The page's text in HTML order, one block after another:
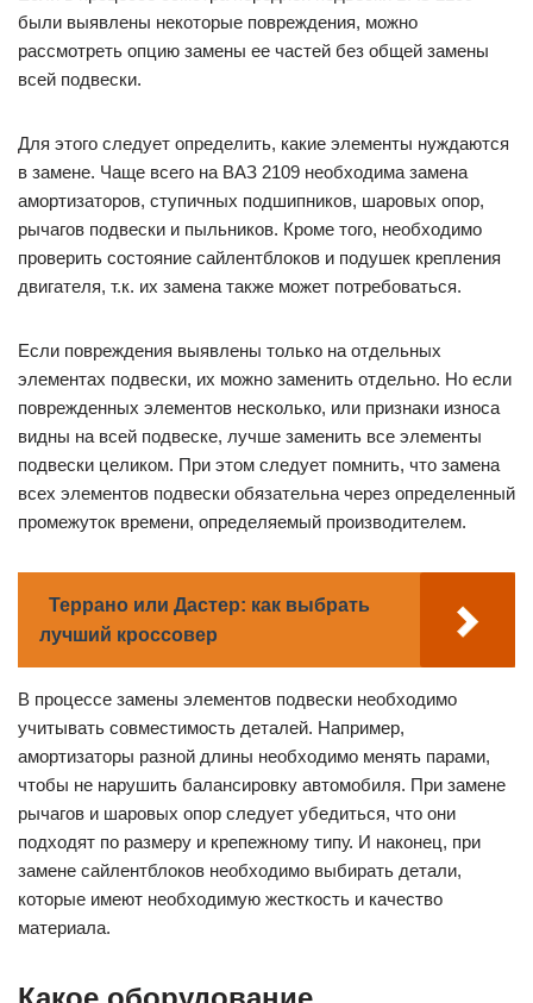
были выявлены некоторые повреждения, можно
рассмотреть опцию замены ее частей без общей замены
всей подвески.
Для этого следует определить, какие элементы нуждаются
в замене. Чаще всего на ВАЗ 2109 необходима замена
амортизаторов, ступичных подшипников, шаровых опор,
рычагов подвески и пыльников. Кроме того, необходимо
проверить состояние сайлентблоков и подушек крепления
двигателя, т.к. их замена также может потребоваться.
Если повреждения выявлены только на отдельных
элементах подвески, их можно заменить отдельно. Но если
поврежденных элементов несколько, или признаки износа
видны на всей подвеске, лучше заменить все элементы
подвески целиком. При этом следует помнить, что замена
всех элементов подвески обязательна через определенный
промежуток времени, определяемый производителем.
Террано или Дастер: как выбрать
лучший кроссовер
В процессе замены элементов подвески необходимо
учитывать совместимость деталей. Например,
амортизаторы разной длины необходимо менять парами,
чтобы не нарушить балансировку автомобиля. При замене
рычагов и шаровых опор следует убедиться, что они
подходят по размеру и крепежному типу. И наконец, при
замене сайлентблоков необходимо выбирать детали,
которые имеют необходимую жесткость и качество
материала.